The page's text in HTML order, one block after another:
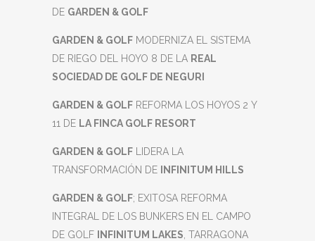
DE GARDEN & GOLF
GARDEN & GOLF MODERNIZA EL SISTEMA
DE RIEGO DEL HOYO 8 DE LA REAL
SOCIEDAD DE GOLF DE NEGURI
GARDEN & GOLF REFORMA LOS HOYOS 2 Y
11 DE LA FINCA GOLF RESORT
GARDEN & GOLF LIDERA LA
TRANSFORMACIÓN DE
INFINITUM HILLS
GARDEN & GOLF; EXITOSA REFORMA
INTEGRAL DE LOS BUNKERS EN EL CAMPO
DE GOLF
INFINITUM LAKES , TARRAGONA